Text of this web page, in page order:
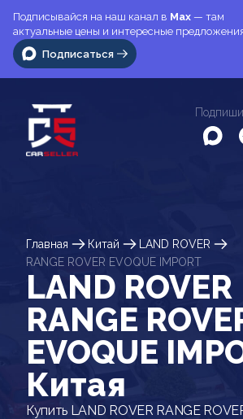
Подписывайся на наш канал в Max — там
актуальные цены и интересные
Подписаться
Главная Китай
LAND ROVER
RANGE ROVER EVOQUE IMPORT
LAND ROVER
RANGE
EVOQUE
Китая
Купить LAND ROVER RANGE